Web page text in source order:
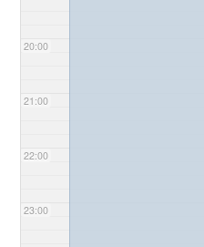
20:00
21:00
22:00
23:00